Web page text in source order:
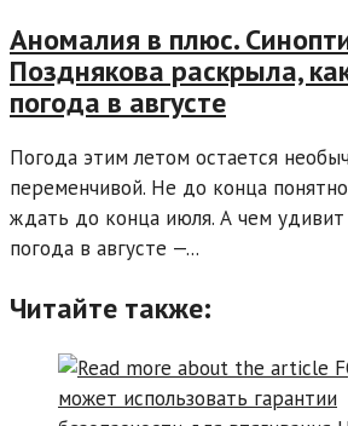
Аномалия в плюс.
Позднякова раскрыла,
погода в августе
Погода этим летом остается
переменчивой. Не до конца
ждать до конца июля. А чем удивит
погода в августе —...
Читайте также: